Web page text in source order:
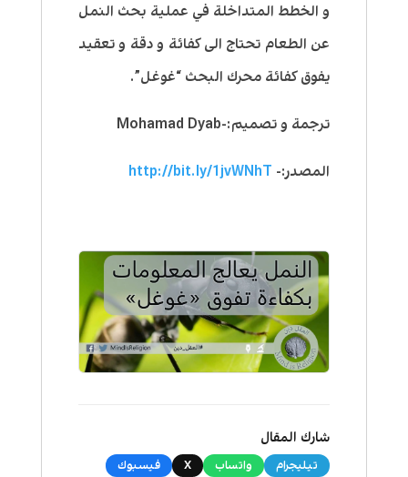
و الخطط المتداخلة في عملية بحث النمل
عن الطعام تحتاج الى كفائة و دقة و تعقيد
يفوق كفائة محرك البحث “غوغل”.
ترجمة و تصميم:-Mohamad Dyab
المصدر:- http://bit.ly/1jvWNhT
شارك المقال
تيليجرام واتساب X
فيسبوك